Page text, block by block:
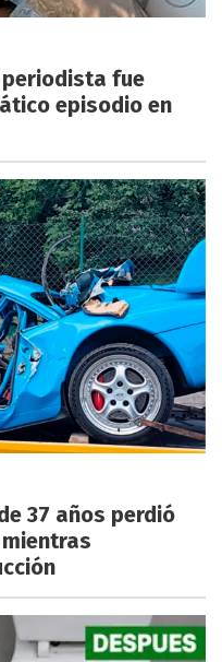
periodista fue
episodio en
37 años perdió